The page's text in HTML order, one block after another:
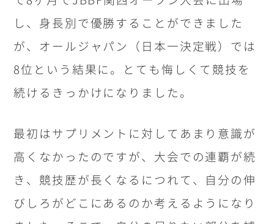
し、身長別で優勝することができました
が、オールジャパン（日本一決定戦）では
8位という結果に。とても悔しくて競技を
続けるきっかけになりました。
最初はサプリメントに対してあまり意識が
高くなかったのですが、大会での連覇が続
き、競技歴が長くなるにつれて、自分の伸
びしろがどこにあるのか考えるようになり